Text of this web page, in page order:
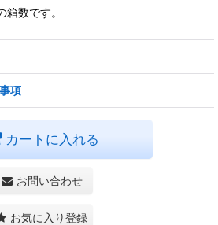
数です。
項
カートに入れる
お問い合わせ
お気に入り登録